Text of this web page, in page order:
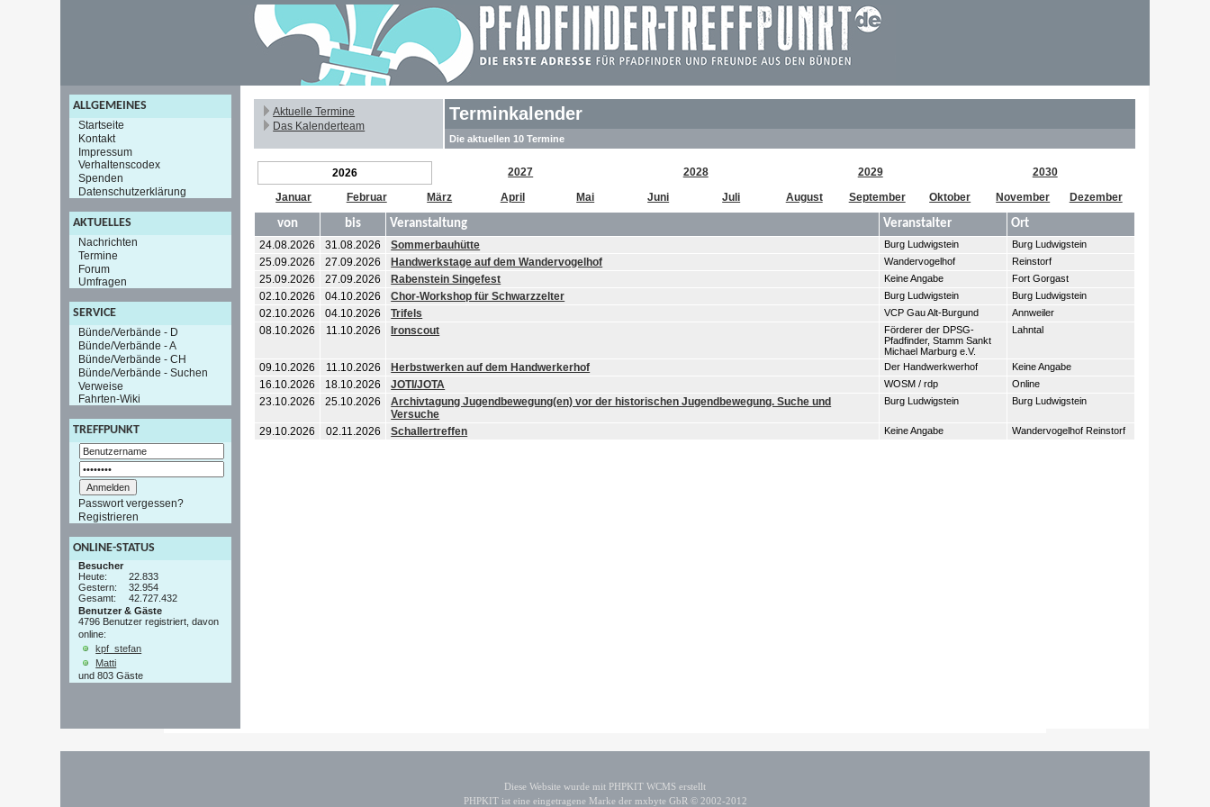
ALLGEMEINES
Startseite
Kontakt
Impressum
Verhaltenscodex
Spenden
Datenschutzerklärung
AKTUELLES
Nachrichten
Termine
Forum
Umfragen
SERVICE
Bünde/Verbände - D
Bünde/Verbände - A
Bünde/Verbände - CH
Bünde/Verbände - Suchen
Verweise
Fahrten-Wiki
TREFFPUNKT
Passwort vergessen?
Registrieren
ONLINE-STATUS
Besucher
Heute:
22.833
Gestern:
32.954
Gesamt:
42.727.432
Benutzer & Gäste
4796 Benutzer registriert, davon
online:
kpf_stefan
Matti
und 803 Gäste
Aktuelle Termine
Das Kalenderteam
Terminkalender
Die aktuellen 10 Termine
2026 2027 2028 2029
2030
Januar
Februar März April Mai Juni Juli August September Oktober November Dezember
von bis Veranstaltung Veranstalter Ort
24.08.2026 31.08.2026 Sommerbauhütte Burg Ludwigstein Burg Ludwigstein
25.09.2026 27.09.2026 Handwerkstage auf dem Wandervogelhof Wandervogelhof Reinstorf
25.09.2026 27.09.2026 Rabenstein Singefest Keine Angabe Fort Gorgast
02.10.2026 04.10.2026 Chor-Workshop für Schwarzzelter Burg Ludwigstein Burg Ludwigstein
02.10.2026 04.10.2026 Trifels VCP Gau Alt-Burgund Annweiler
08.10.2026 11.10.2026 Ironscout
Förderer der DPSG-
Pfadfinder, Stamm Sankt
Michael Marburg e.V.
Lahntal
09.10.2026 11.10.2026 Herbstwerken auf dem Handwerkerhof Der Handwerkwerhof Keine Angabe
16.10.2026 18.10.2026 JOTI/JOTA WOSM / rdp Online
23.10.2026 25.10.2026
Archivtagung Jugendbewegung(en) vor der historischen Jugendbewegung. Suche und
Versuche
Burg Ludwigstein Burg Ludwigstein
29.10.2026 02.11.2026 Schallertreffen Keine Angabe Wandervogelhof Reinstorf
Diese Website wurde mit PHPKIT WCMS erstellt
PHPKIT ist eine eingetragene Marke der mxbyte GbR © 2002-2012